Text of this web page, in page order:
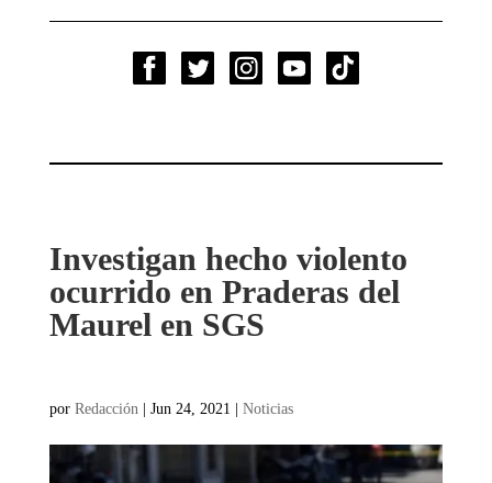
Investigan hecho violento
ocurrido en Praderas del
Maurel en SGS
por Redacción | Jun 24, 2021 | Noticias